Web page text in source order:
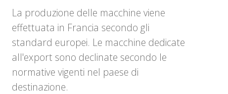
La produzione delle macchine viene
effettuata in Francia secondo gli
standard europei. Le macchine dedicate
all'export sono declinate secondo le
normative vigenti nel paese di
destinazione.